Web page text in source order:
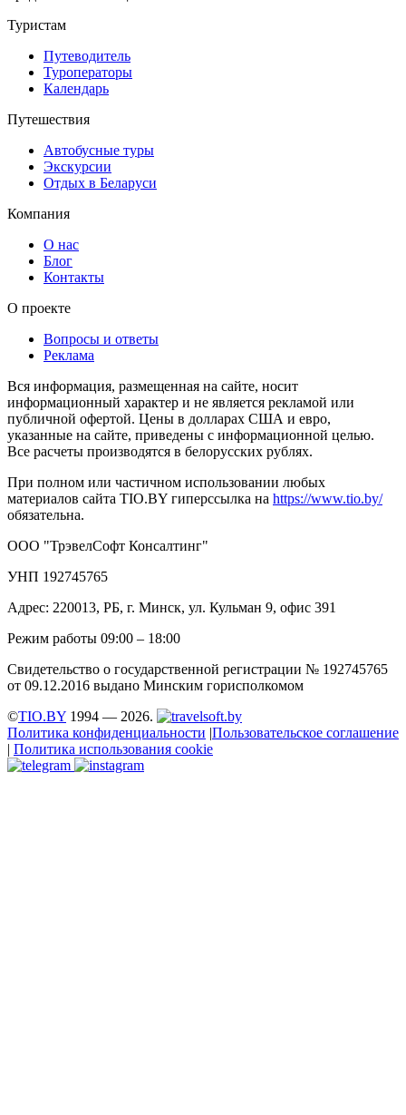
Туристам
Путеводитель
Туроператоры
Календарь
Путешествия
Автобусные туры
Экскурсии
Отдых в Беларуси
Компания
О нас
Блог
Контакты
О проекте
Вопросы и ответы
Реклама
Вся информация, размещенная на сайте, носит
информационный характер и не является рекламой или
публичной офертой. Цены в долларах США и евро,
указанные на сайте, приведены с информационной целью.
Все расчеты производятся в белорусских рублях.
При полном или частичном использовании любых
материалов сайта TIO.BY гиперссылка на https://www.tio.by/
обязательна.
ООО "ТрэвелСофт Консалтинг"
УНП 192745765
Адрес: 220013, РБ, г. Минск, ул. Кульман 9, офис 391
Режим работы 09:00 – 18:00
Свидетельство о государственной регистрации № 192745765
от 09.12.2016 выдано Минским горисполкомом
©TIO.BY 1994 — 2026.
Политика конфиденциальности |Пользовательское соглашение
| Политика использования cookie